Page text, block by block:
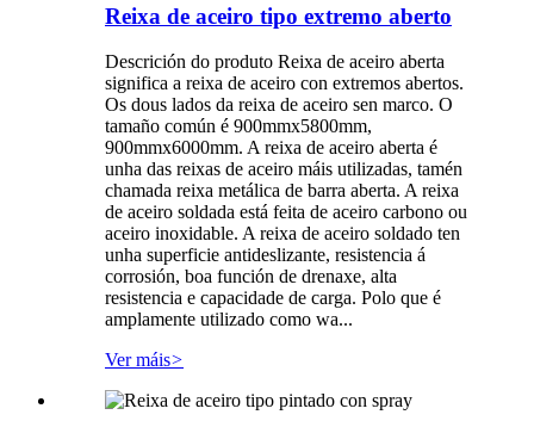
Reixa de aceiro tipo extremo aberto
Descrición do produto Reixa de aceiro aberta
significa a reixa de aceiro con extremos abertos.
Os dous lados da reixa de aceiro sen marco. O
tamaño común é 900mmx5800mm,
900mmx6000mm. A reixa de aceiro aberta é
unha das reixas de aceiro máis utilizadas, tamén
chamada reixa metálica de barra aberta. A reixa
de aceiro soldada está feita de aceiro carbono ou
aceiro inoxidable. A reixa de aceiro soldado ten
unha superficie antideslizante, resistencia á
corrosión, boa función de drenaxe, alta
resistencia e capacidade de carga. Polo que é
amplamente utilizado como wa...
Ver máis>